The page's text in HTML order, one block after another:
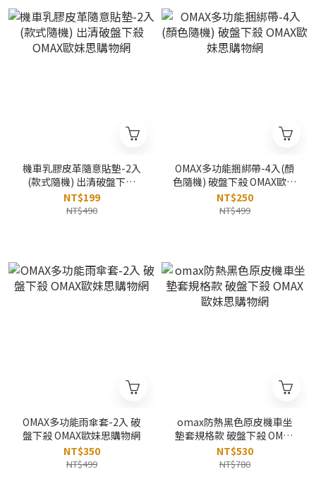
機車乳膠皮革隨意貼墊-2入
(款式隨機) 出清破盤下殺
OMAX歐妹思購物網
NT$199
NT$490
OMAX多功能捆綁帶-4入(顏
色隨機) 破盤下殺 OMAX歐妹
思購物網
NT$250
NT$499
OMAX多功能雨傘套-2入 破
盤下殺 OMAX歐妹思購物網
NT$350
NT$499
omax防熱黑色原皮機車坐
墊套規格款 破盤下殺 OMAX
歐妹思購物網
NT$530
NT$780